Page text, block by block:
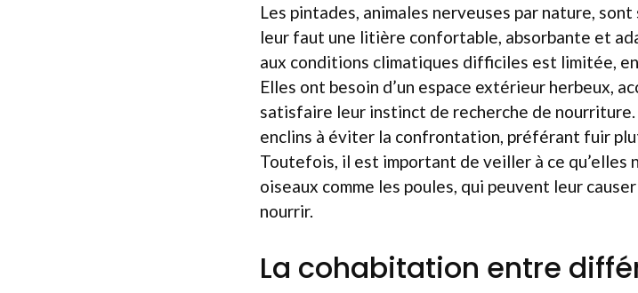
Les pintades, animales nerveuses par nature,
leur faut une litière confortable, absorbante et
aux conditions climatiques difficiles est limitée,
Elles ont besoin d’un espace extérieur herbeux,
satisfaire leur instinct de recherche de
enclins à éviter la confrontation, préférant fuir
Toutefois, il est important de veiller à ce qu’elles
oiseaux comme les poules, qui peuvent leur
nourrir.
La cohabitation entre